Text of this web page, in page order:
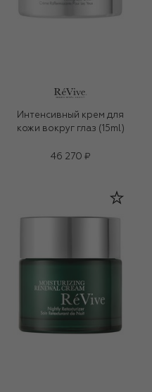
Интенсивный крем для
кожи вокруг глаз (15ml)
46 270 ₽